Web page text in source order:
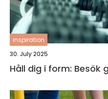
inspiration
30. July 2025
Håll dig i form: Besök